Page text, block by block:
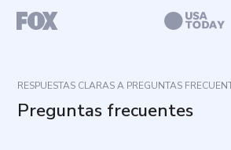
RESPUESTAS CLARAS A PREGUNTAS
Preguntas frecuentes